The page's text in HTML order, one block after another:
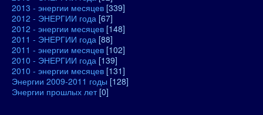
2013 - энергии месяцев [339]
2012 - ЭНЕРГИИ года [67]
2012 - энергии месяцев [148]
2011 - ЭНЕРГИИ года [88]
2011 - энергии месяцев [102]
2010 - ЭНЕРГИИ года [139]
2010 - энергии месяцев [131]
Энергии 2009-2011 годы [128]
Энергии прошлых лет [0]